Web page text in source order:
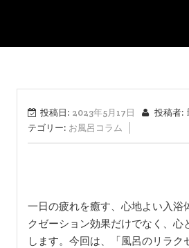
投稿日: 2023年5月17日 投稿者:
テゴリー: お風呂コラム
一日の疲れを癒す、心地よい入浴
クゼーション効果だけでなく、心
します。今回は、「風呂のリラク